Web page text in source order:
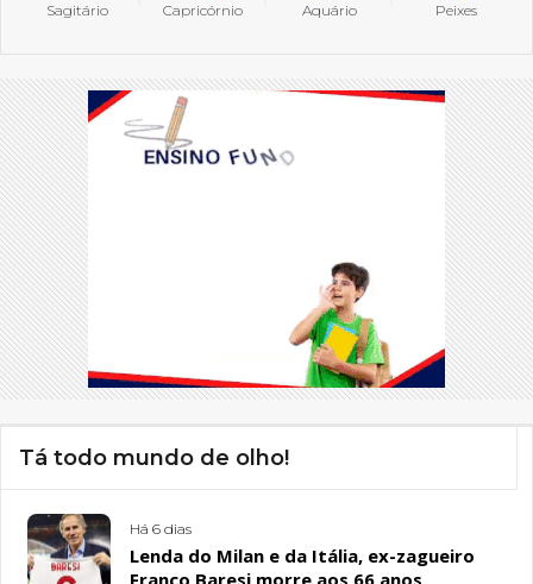
Sagitário Capricórnio Aquário Peixes
Tá todo mundo de olho!
Há 6 dias
Lenda do Milan e da Itália, ex-zagueiro